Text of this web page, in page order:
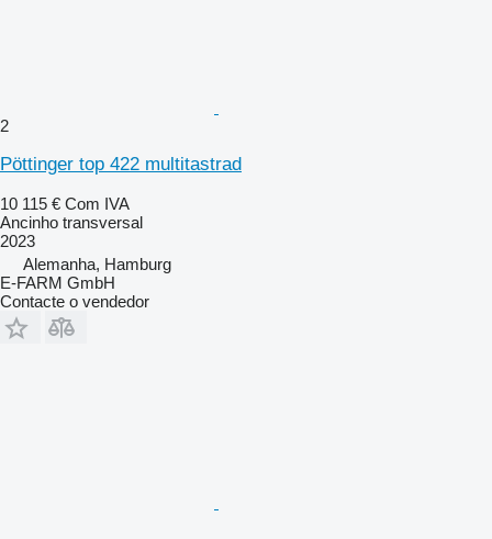
2
Pöttinger top 422 multitastrad
10 115 € Com IVA
Ancinho transversal
2023
Alemanha, Hamburg
E-FARM GmbH
Contacte o vendedor